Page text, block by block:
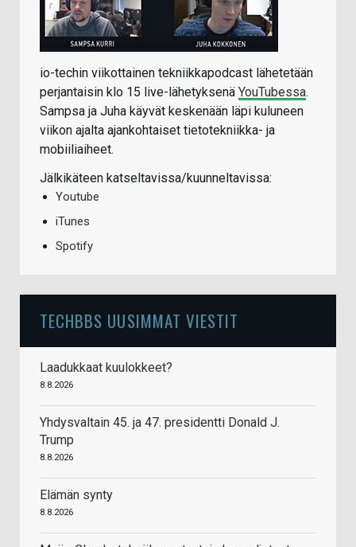
io-techin viikottainen tekniikkapodcast lähetetään
perjantaisin klo 15 live-lähetyksenä YouTubessa.
Sampsa ja Juha käyvät keskenään läpi kuluneen
viikon ajalta ajankohtaiset tietotekniikka- ja
mobiiliaiheet.
Jälkikäteen katseltavissa/kuunneltavissa:
Youtube
iTunes
Spotify
TECHBBS UUSIMMAT VIESTIT
Laadukkaat kuulokkeet?
8.8.2026
Yhdysvaltain 45. ja 47. presidentti Donald J.
Trump
8.8.2026
Elämän synty
8.8.2026